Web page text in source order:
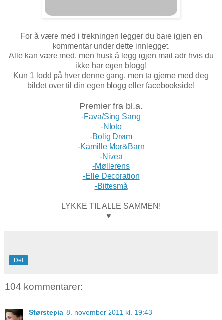
For å være med i trekningen legger du bare igjen en
kommentar under dette innlegget.
Alle kan være med, men husk å legg igjen mail adr hvis du
ikke har egen blogg!
Kun 1 lodd på hver denne gang, men ta gjerne med deg
bildet over til din egen blogg eller facebookside!
Premier fra bl.a.
-Fava/Sing Sang
-Nfoto
-Bolig Drøm
-Kamille Mor&Barn
-Nivea
-Møllerens
-Elle Decoration
-Bittesmå
LYKKE TIL ALLE SAMMEN!
♥
Del
104 kommentarer:
Størstepia 8. november 2011 kl. 19:43